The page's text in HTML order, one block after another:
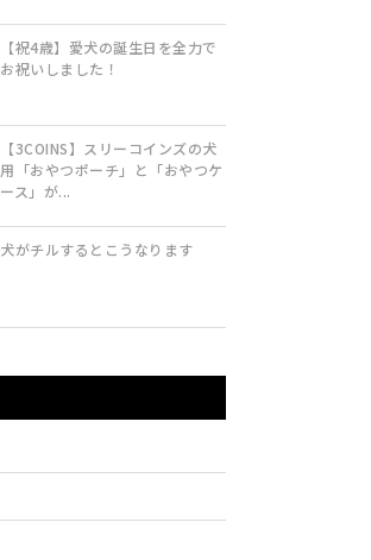
【祝4歳】愛犬の誕生日を全力で
お祝いしました！
【3COINS】スリーコインズの犬
用「おやつポーチ」と「おやつケ
ース」が...
犬がチルするとこうなります